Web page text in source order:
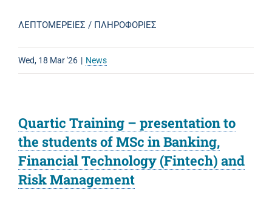
ΛΕΠΤΟΜΕΡΕΙΕΣ / ΠΛΗΡΟΦΟΡΙΕΣ
Wed, 18 Mar '26 | News
Quartic Training – presentation to
the students of MSc in Banking,
Financial Technology (Fintech) and
Risk Management